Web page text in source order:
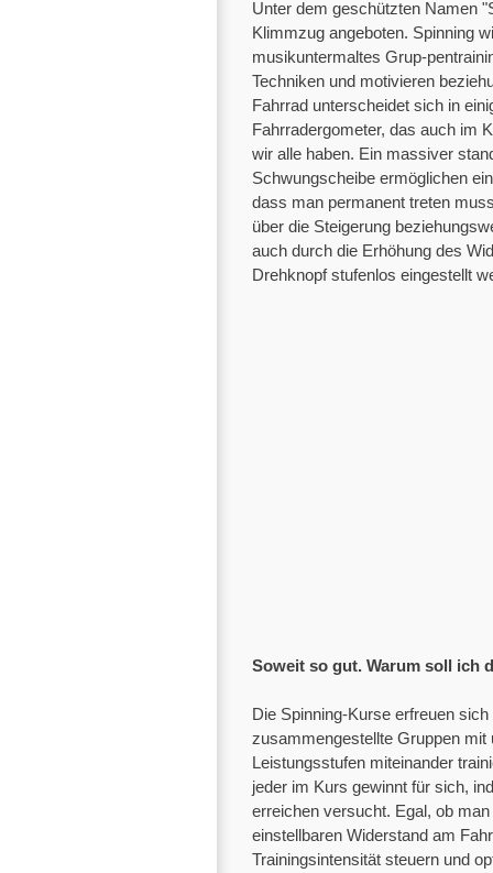
Unter dem geschützten Namen
Klimmzug angeboten. Spinning
musikuntermaltes Grup-
Techniken und motivieren
Fahrrad unterscheidet sich in
Fahrradergometer, das auch im
wir alle haben. Ein massiver
Schwungscheibe ermöglichen
dass man permanent treten
über die Steigerung
auch durch die Erhöhung des
Drehknopf stufenlos eingestellt
Soweit so gut. Warum soll ich
Die Spinning-Kurse erfreuen
zusammengestellte Gruppen mit
Leistungsstufen miteinander
jeder im Kurs gewinnt für sich,
erreichen versucht. Egal, ob
einstellbaren Widerstand am
Trainingsintensität steuern und